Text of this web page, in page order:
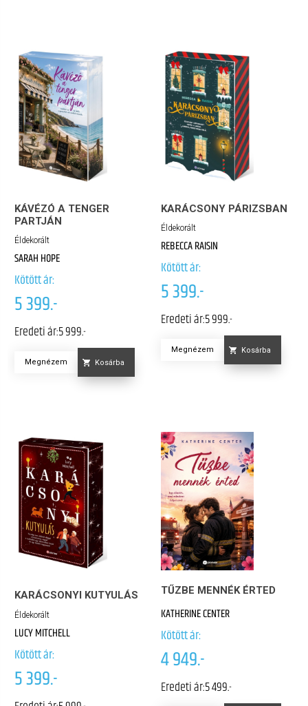
KÁVÉZÓ A TENGER
PARTJÁN
Éldekorált
SARAH HOPE
Kötött ár:
5 399.-
Eredeti ár:5 999.-
Megnézem Kosárba
KARÁCSONY PÁRIZSBAN
Éldekorált
REBECCA RAISIN
Kötött ár:
5 399.-
Eredeti ár:5 999.-
Megnézem Kosárba
KARÁCSONYI KUTYULÁS
Éldekorált
LUCY MITCHELL
Kötött ár:
5 399.-
TŰZBE MENNÉK ÉRTED
KATHERINE CENTER
Kötött ár:
4 949.-
Eredeti ár:5 499.-